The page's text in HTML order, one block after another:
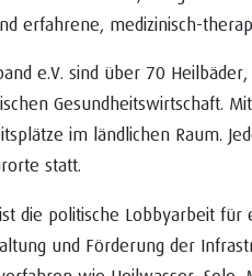
erfahrene, medizinisch-
e.V. sind über 70
Gesundheitswirtschaft.
im ländlichen Raum.
statt.
die politische Lobbyarbeit
und Förderung der